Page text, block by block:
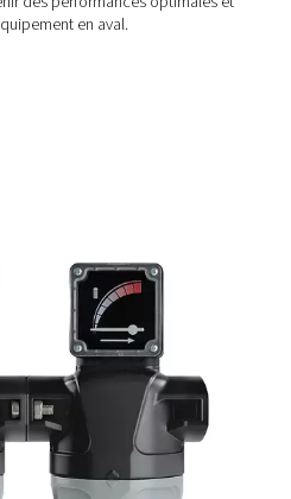
comprimé les traverses. Il existe
de ligne adaptés à différentes
dans les systèmes de petite à
de raccords filetés pour une
élimination efficace des